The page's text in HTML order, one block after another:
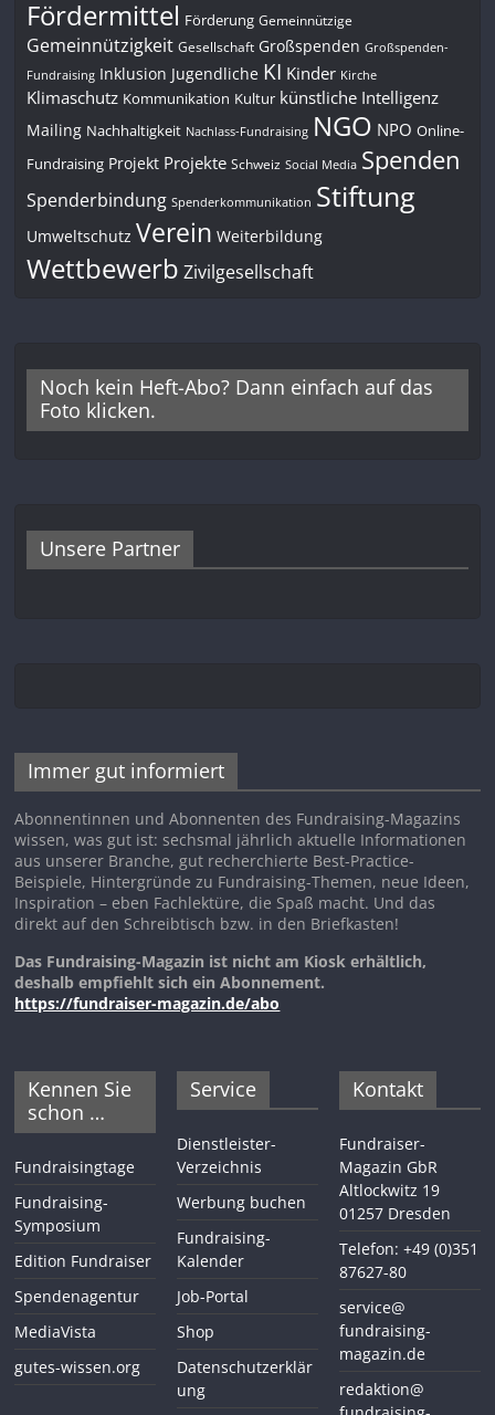
Fördermittel Förderung Gemeinnützige
Gemeinnützigkeit Gesellschaft Großspenden Großspenden-
Fundraising Inklusion Jugendliche KI Kinder Kirche
Klimaschutz Kommunikation Kultur künstliche Intelligenz
Mailing Nachhaltigkeit Nachlass-Fundraising NGO NPO Online-
Fundraising Projekt Projekte Schweiz Social Media Spenden
Spenderbindung Spenderkommunikation Stiftung
Umweltschutz Verein Weiterbildung
Wettbewerb Zivilgesellschaft
Noch kein Heft-Abo? Dann einfach auf das
Foto klicken.
Unsere Partner
Immer gut informiert
Abonnentinnen und Abonnenten des Fundraising-Magazins
wissen, was gut ist: sechsmal jährlich aktuelle Informationen
aus unserer Branche, gut recherchierte Best-Practice-
Beispiele, Hintergründe zu Fundraising-Themen, neue Ideen,
Inspiration – eben Fachlektüre, die Spaß macht. Und das
direkt auf den Schreibtisch bzw. in den Briefkasten!
Das Fundraising-Magazin ist nicht am Kiosk erhältlich,
deshalb empfiehlt sich ein Abonnement.
https://fundraiser-magazin.de/abo
Kennen Sie
schon …
Fundraisingtage
Fundraising-
Symposium
Edition Fundraiser
Spendenagentur
MediaVista
gutes-wissen.org
Service
Dienstleister-
Verzeichnis
Werbung buchen
Fundraising-
Kalender
Job-Portal
Shop
Datenschutzerklär
ung
Kontakt
Fundraiser-
Magazin GbR
Altlockwitz 19
01257 Dresden
Telefon: +49 (0)351
87627-80
service@
fundraising-
magazin.de
redaktion@